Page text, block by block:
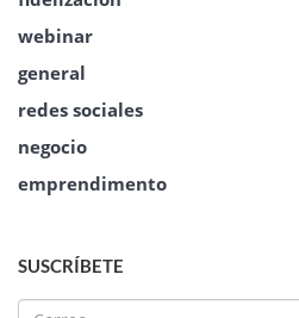
webinar
general
redes sociales
negocio
emprendimento
SUSCRÍBETE